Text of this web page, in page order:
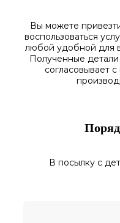
Вы можете
воспользоваться
любой удобной для
Полученные детали
согласовываетс
В посылку с